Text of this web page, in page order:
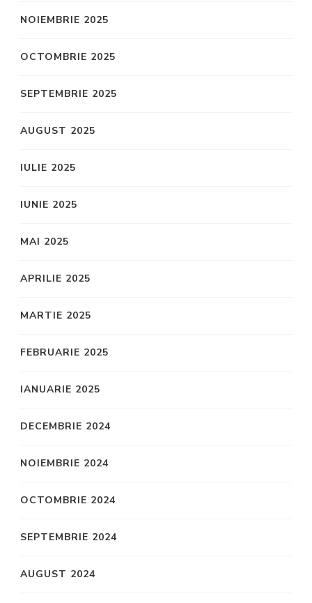
NOIEMBRIE 2025
OCTOMBRIE 2025
SEPTEMBRIE 2025
AUGUST 2025
IULIE 2025
IUNIE 2025
MAI 2025
APRILIE 2025
MARTIE 2025
FEBRUARIE 2025
IANUARIE 2025
DECEMBRIE 2024
NOIEMBRIE 2024
OCTOMBRIE 2024
SEPTEMBRIE 2024
AUGUST 2024